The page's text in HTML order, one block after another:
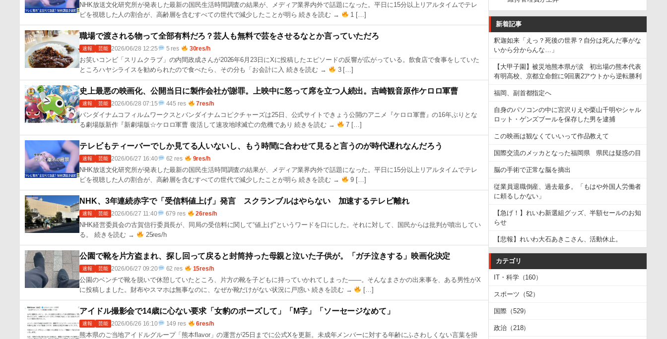
NHK放送文化研究所が発表した最新の国民生活時間調査の結果が、メディア業界内外で話題になった。平日に15分以上リアルタイムでテレ
ビを視聴した人の割合が、高齢層を含むすべての世代で減少したことが明ら 続きを読む →
1 […]
職場で渡される物って全部有料だろ？芸人も無料で芸をさせるなとか言っていただろ
速報 芸能 2026/06/28 12:25 5 res 30res/h
お笑いコンビ「スリムクラブ」の内間政成さんが2026年6月23日にXに投稿したエピソードの反響が広がっている。飲食店で食事をしていた
ところハヤシライスを勧められたので食べたら、その分も「お会計に入 続きを読む →
3 […]
史上最悪の映画化、公開当日に製作会社が謝罪。上映中に怒って席を立つ人続出。吉崎観音原作ケロロ軍曹
速報 芸能 2026/06/28 07:15 445 res 7res/h
バンダイナムコフィルムワークスとバンダイナムコピクチャーズは25日、公式サイトできょう公開のアニメ『ケロロ軍曹』の16年ぶりとな
る劇場版新作『新劇場版☆ケロロ軍曹 復活して速攻地球滅亡の危機であり 続きを読む →
7 […]
テレビもティーバーでしか見てる人いないし、もう時間に合わせて見ると言うのが時代遅れなんだろう
速報 芸能 2026/06/27 16:40 62 res 9res/h
NHK放送文化研究所が発表した最新の国民生活時間調査の結果が、メディア業界内外で話題になった。平日に15分以上リアルタイムでテレ
ビを視聴した人の割合が、高齢層を含むすべての世代で減少したことが明ら 続きを読む →
9 […]
NHK、3年連続赤字で「受信料値上げ」発言 スクランブルはやらない 加速するテレビ離れ
速報 芸能 2026/06/27 11:40 679 res 26res/h
NHK経営委員会の古賀信行委員長が、同局の受信料に関して“値上げ”というワードを口にした。それに対して、国民からは批判が噴出してい
る。 続きを読む →
25res/h
公園で靴を片方盗まれ、探し回って戻ると封筒持った母親と泣いた子供が。「ガチ泣きする」映画化決定
速報 芸能 2026/06/27 09:20 62 res 15res/h
公園のベンチで靴を脱いで休憩していたところ、片方の靴を子どもに持っていかれてしまった――。そんなまさかの出来事を、ある男性がX
に投稿しました。財布やスマホは無事なのに、なぜか靴だけがない状況に戸惑い 続きを読む →
[…]
アイドル撮影会で14歳に心ない要求「女豹のポーズして」「M字」「ソーセージなめて」
速報 芸能 2026/06/26 16:10 149 res 6res/h
熊本県のご当地アイドルグループ「熊本flavor」の運営が25日までに公式Xを更新。未成年メンバーに対する年齢にふさわしくない言葉を掛
新着記事
釈迦如来「えっ？死後の世界？自分は死んだ事がな
いから分からんな…」
【大甲子園】被災地熊本県が涙 初出場の熊本代表
有明高校、京都立命館に9回裏2アウトから逆転勝利
福岡、副首都指定へ
自身のパソコンの中に宮沢りえや栗山千明やシャル
ロット・ゲンズブールを保存した男を逮捕
この映画は観なくていいって作品教えて
国際交流のメッカとなった福岡県 県民は疑惑の目
脳の手術で正常な脳を摘出
従業員退職倒産、過去最多。「もはや外国人労働者
に頼るしかない」
【急げ！】れいわ新選組グッズ、半額セールのお知
らせ
【悲報】れいわ大石あきこさん、活動休止。
カテゴリ
IT・科学（160）
スポーツ（52）
国際（529）
政治（218）